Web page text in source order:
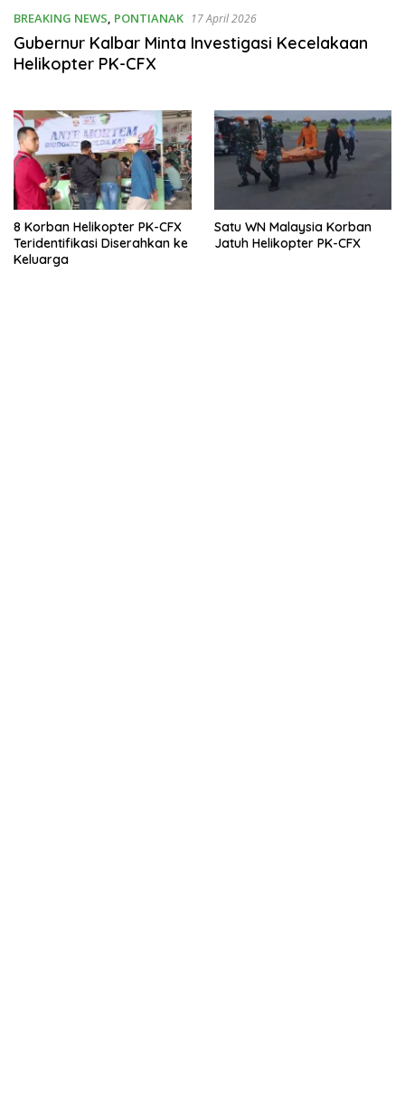
BREAKING NEWS PONTIANAK 17 April 2026
Gubernur Kalbar Minta Investigasi Kecelakaan
Helikopter PK-CFX
8 Korban Helikopter PK-CFX
Teridentifikasi Diserahkan ke
Keluarga
Satu WN Malaysia Korban
Jatuh Helikopter PK-CFX